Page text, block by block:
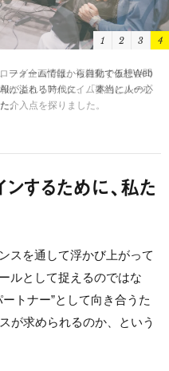
ーグ企画では、複雑化する社会問
によるリアルタイム要約とループ
介入点を探りました。
1 2 3 4
するために、私た
スを通して浮かび上がって
ルとして捉えるのではな
トナー”として向き合うた
が求められるのか、という